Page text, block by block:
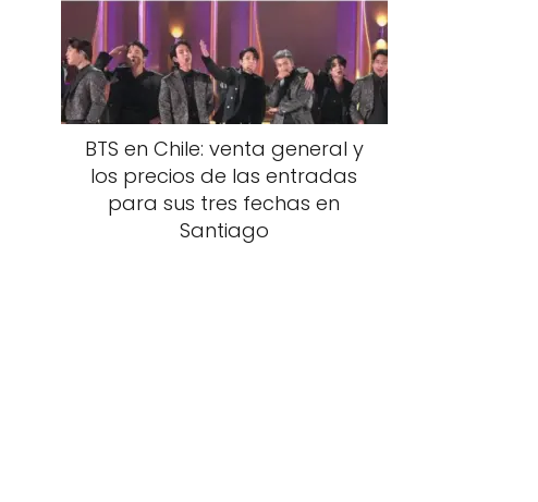
BTS en Chile: venta general y
los precios de las entradas
para sus tres fechas en
Santiago